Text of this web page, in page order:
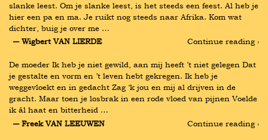
slanke leest. Om je slanke leest, is het steeds een feest. Al heb je
hier een pa en ma. Je ruikt nog steeds naar Afrika. Kom wat
dichter, buig je over me …
― Wigbert VAN LIERDE
Continue reading ›
De moeder Ik heb je niet gewild, aan mij heeft ’t niet gelegen Dat
je gestalte en vorm en ’t leven hebt gekregen. Ik heb je
weggevloekt en in gedacht Zag ‘k jou en mij al drijven in de
gracht. Maar toen je losbrak in een rode vloed van pijnen Voelde
ik ál haat en bitterheid …
― Freek VAN LEEUWEN
Continue reading ›